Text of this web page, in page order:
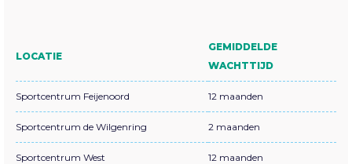
LOCATIE
GEMIDDELDE
WACHTTIJD
Sportcentrum Feijenoord 12 maanden
Sportcentrum de Wilgenring 2 maanden
Sportcentrum West 12 maanden